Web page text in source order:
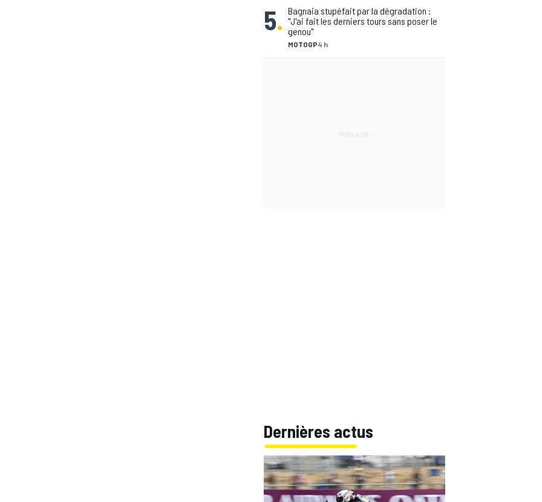
5.
MOTOGP4 h
Bagnaia stupéfait par la dégradation :
"J'ai fait les derniers tours sans poser le
genou"
Dernières actus